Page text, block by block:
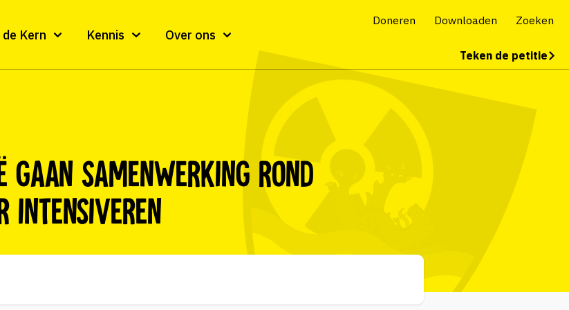
Kern Kennis Over ons
Doneren Downloaden Zoeken
Teken de petitie
gaan samenwerking rond
intensiveren